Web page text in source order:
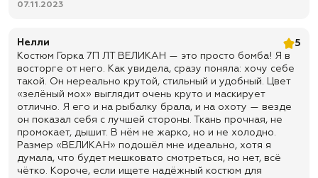
✅ Липучка для шеврона на левом рукаве
✅ Карманы: 2 нагрудных вертикальных кармана на замке + 2
боковых кармана с клапаном на липучке на рукавах + 2 боковых
кармана с клапаном на пуговицах + 1 внутренний карман + 2
боковых, потайных кармана на замке
Брюки:
✅ Подкладка: без подкладки
✅ Ширинка на молнии с ветрозащитной планкой на 2-х
пуговицах
✅ Шлевки под ремень
07.11.2023
Нелли
5
Костюм Горка 7П ЛТ ВЕЛИКАН — это просто бомба! Я в
восторге от него. Как увидела, сразу поняла: хочу себе
такой. Он нереально крутой, стильный и удобный. Цвет
«зелёный мох» выглядит очень круто и маскирует
отлично. Я его и на рыбалку брала, и на охоту — везде
он показал себя с лучшей стороны. Ткань прочная, не
промокает, дышит. В нём не жарко, но и не холодно.
Размер «ВЕЛИКАН» подошёл мне идеально, хотя я
думала, что будет мешковато смотреться, но нет, всё
чётко. Короче, если ищете надёжный костюм для